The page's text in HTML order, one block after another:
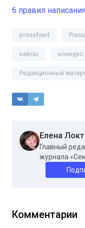
6 правил
pressfeed
кейсы конкурс
Редакционный
Елена
Главный
журнала
Комментарии